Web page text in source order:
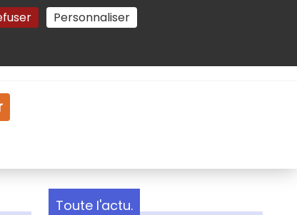
Personnaliser
des cookies
Toute l'actu.